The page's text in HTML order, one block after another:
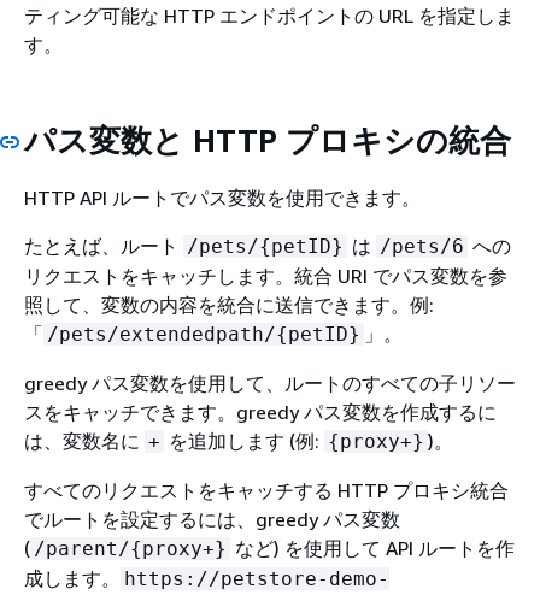
ティング可能な HTTP エンドポイントの URL を指定しま
す。
パス変数と HTTP プロキシの統合
HTTP API ルートでパス変数を使用できます。
たとえば、ルート
/pets/{petID} は /pets/6 への
リクエストをキャッチします。統合 URI でパス変数を参
照して、変数の内容を統合に送信できます。例:
「 /pets/extendedpath/{petID} 」。
greedy パス変数を使用して、ルートのすべての子リソー
スをキャッチできます。greedy パス変数を作成するに
は、変数名に + を追加します (例: {proxy+} )。
すべてのリクエストをキャッチする HTTP プロキシ統合
でルートを設定するには、greedy パス変数
( /parent/{proxy+} など) を使用して API ルートを作
成します。
https://petstore-demo-